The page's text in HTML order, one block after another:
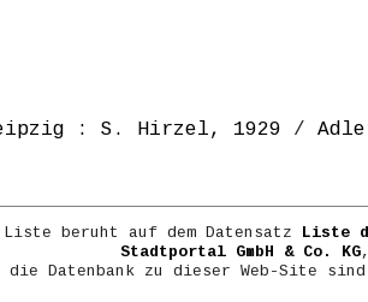
: S. Hirzel, 1929 /
beruht auf dem Datensatz Liste
Stadtportal GmbH & Co. KG
die Datenbank zu dieser Web-Site